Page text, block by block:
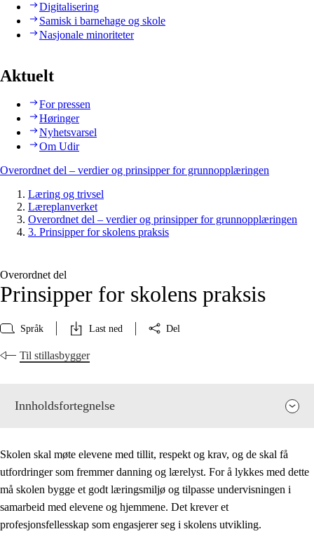
Digitalisering
Samisk i barnehage og skole
Nasjonale minoriteter
Aktuelt
For pressen
Høringer
Nyhetsvarsel
Om Udir
Overordnet del – verdier og prinsipper for grunnopplæringen
Læring og trivsel
Læreplanverket
Overordnet del – verdier og prinsipper for grunnopplæringen
3. Prinsipper for skolens praksis
Overordnet del
Prinsipper for skolens praksis
Språk Last ned Del
Til stillasbygger
Innholdsfortegnelse
Skolen skal møte elevene med tillit, respekt og krav, og de skal få
utfordringer som fremmer danning og lærelyst. For å lykkes med dette
må skolen bygge et godt læringsmiljø og tilpasse undervisningen i
samarbeid med elevene og hjemmene. Det krever et
profesjonsfellesskap som engasjerer seg i skolens utvikling.